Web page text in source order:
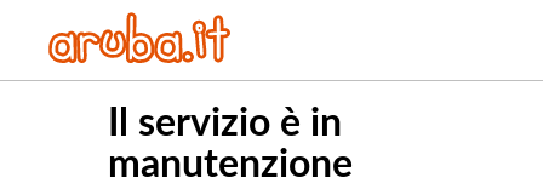
Il servizio è in
manutenzione